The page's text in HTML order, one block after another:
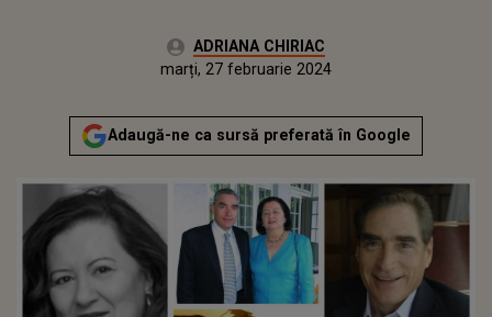
Autor:ADRIANA CHIRIAC
marți, 27 februarie 2024Actualizat:
marți, 27 februarie 2024
Adaugă-ne ca sursă preferată în Google